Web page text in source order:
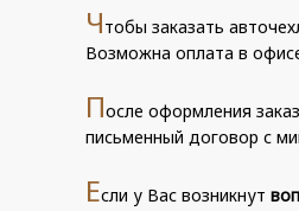
Чтобы заказать
Возможна оплата в
После оформления
письменный договор с
Если у Вас возникнут